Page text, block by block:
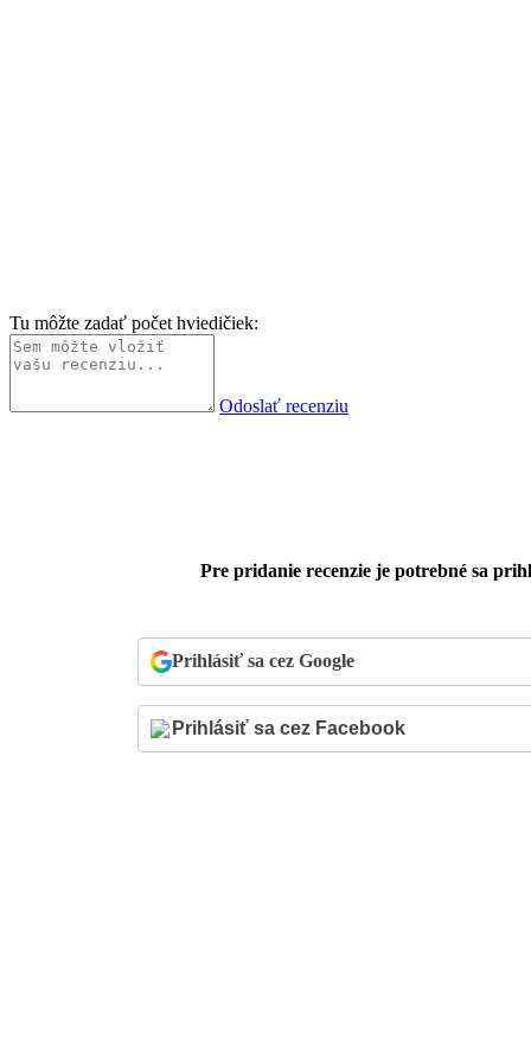
Tu môžte zadať počet hviedičiek:
Odoslať recenziu
Pre pridanie recenzie je potrebné sa
Prihlásiť sa cez Google